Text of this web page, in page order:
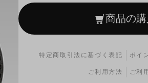
商品の購
特定商取引法に基づく表記 ポイ
ご利用方法 ご利